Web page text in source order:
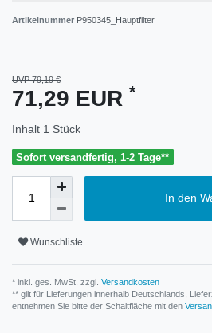
Artikelnummer P950345_Hauptfilter
UVP 79,19 €
71,29 EUR *
Inhalt 1 Stück
Sofort versandfertig, 1-2 Tage**
In den
Wunschliste
* inkl. ges. MwSt. zzgl. Versandkosten
** gilt für Lieferungen innerhalb Deutschlands,
entnehmen Sie bitte der Schaltfläche mit den